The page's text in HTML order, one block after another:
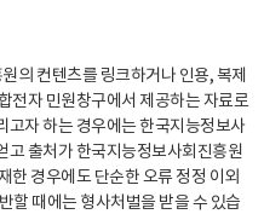
의 컨텐츠를 링크하거나 인용, 복제
전자 민원창구에서 제공하는 자료로
고자 하는 경우에는 한국지능정보사
고 출처가 한국지능정보사회진흥원
한 경우에도 단순한 오류 정정 이외
할 때에는 형사처벌을 받을 수 있습